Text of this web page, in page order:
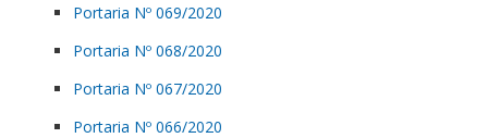
Portaria Nº 069/2020
Portaria Nº 068/2020
Portaria Nº 067/2020
Portaria Nº 066/2020